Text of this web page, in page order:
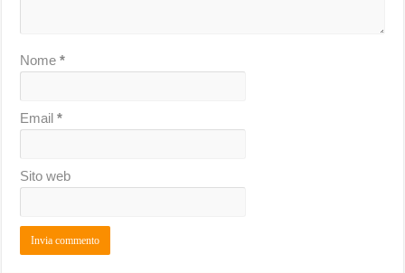
Nome*
Email*
Sito web